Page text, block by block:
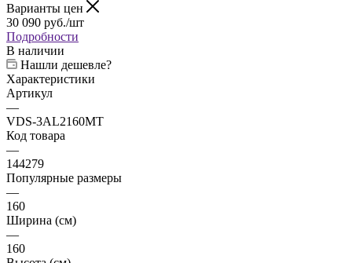
Варианты цен
30 090 руб./шт
Подробности
В наличии
Нашли дешевле?
Характеристики
Артикул
—
VDS-3AL2160MT
Код товара
—
144279
Популярные размеры
—
160
Ширина (см)
—
160